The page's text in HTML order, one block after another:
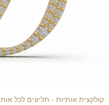
קולקצית אותיות - תליונים לכל אות